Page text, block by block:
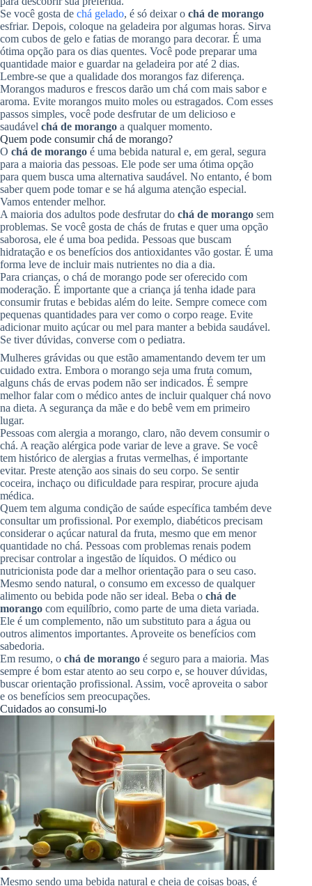
Se você gosta de chá gelado, é só deixar o chá de morango
esfriar. Depois, coloque na geladeira por algumas horas. Sirva
com cubos de gelo e fatias de morango para decorar. É uma
ótima opção para os dias quentes. Você pode preparar uma
quantidade maior e guardar na geladeira por até 2 dias.
Lembre-se que a qualidade dos morangos faz diferença.
Morangos maduros e frescos darão um chá com mais sabor e
aroma. Evite morangos muito moles ou estragados. Com esses
passos simples, você pode desfrutar de um delicioso e
saudável chá de morango a qualquer momento.
Quem pode consumir chá de morango?
O chá de morango é uma bebida natural e, em geral, segura
para a maioria das pessoas. Ele pode ser uma ótima opção
para quem busca uma alternativa saudável. No entanto, é bom
saber quem pode tomar e se há alguma atenção especial.
Vamos entender melhor.
A maioria dos adultos pode desfrutar do chá de morango sem
problemas. Se você gosta de chás de frutas e quer uma opção
saborosa, ele é uma boa pedida. Pessoas que buscam
hidratação e os benefícios dos antioxidantes vão gostar. É uma
forma leve de incluir mais nutrientes no dia a dia.
Para crianças, o chá de morango pode ser oferecido com
moderação. É importante que a criança já tenha idade para
consumir frutas e bebidas além do leite. Sempre comece com
pequenas quantidades para ver como o corpo reage. Evite
adicionar muito açúcar ou mel para manter a bebida saudável.
Se tiver dúvidas, converse com o pediatra.
Mulheres grávidas ou que estão amamentando devem ter um
cuidado extra. Embora o morango seja uma fruta comum,
alguns chás de ervas podem não ser indicados. É sempre
melhor falar com o médico antes de incluir qualquer chá novo
na dieta. A segurança da mãe e do bebê vem em primeiro
lugar.
Pessoas com alergia a morango, claro, não devem consumir o
chá. A reação alérgica pode variar de leve a grave. Se você
tem histórico de alergias a frutas vermelhas, é importante
evitar. Preste atenção aos sinais do seu corpo. Se sentir
coceira, inchaço ou dificuldade para respirar, procure ajuda
médica.
Quem tem alguma condição de saúde específica também deve
consultar um profissional. Por exemplo, diabéticos precisam
considerar o açúcar natural da fruta, mesmo que em menor
quantidade no chá. Pessoas com problemas renais podem
precisar controlar a ingestão de líquidos. O médico ou
nutricionista pode dar a melhor orientação para o seu caso.
Mesmo sendo natural, o consumo em excesso de qualquer
alimento ou bebida pode não ser ideal. Beba o chá de
morango com equilíbrio, como parte de uma dieta variada.
Ele é um complemento, não um substituto para a água ou
outros alimentos importantes. Aproveite os benefícios com
sabedoria.
Em resumo, o chá de morango é seguro para a maioria. Mas
sempre é bom estar atento ao seu corpo e, se houver dúvidas,
buscar orientação profissional. Assim, você aproveita o sabor
e os benefícios sem preocupações.
Cuidados ao consumi-lo
Mesmo sendo uma bebida natural e cheia de coisas boas, é